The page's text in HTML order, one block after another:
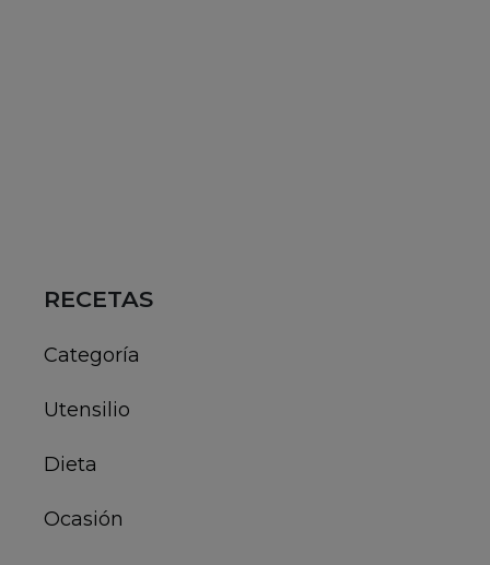
RECETAS
Categoría
Utensilio
Dieta
Ocasión